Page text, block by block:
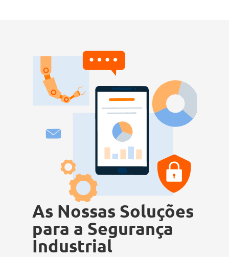
As Nossas Soluções
para a Segurança
Industrial